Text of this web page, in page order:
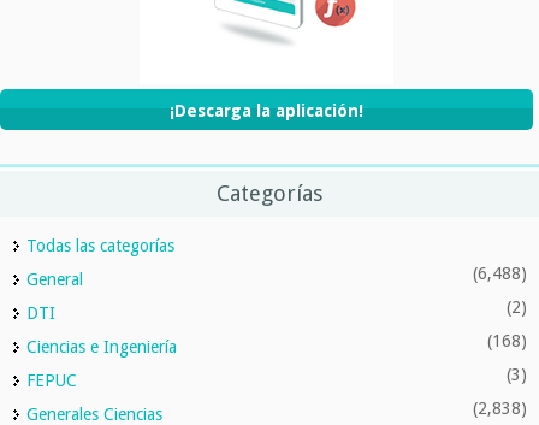
¡Descarga la aplicación!
Categorías
Todas las categorías
General
(6,488)
DTI (2)
Ciencias e Ingeniería (168)
FEPUC (3)
Generales Ciencias (2,838)